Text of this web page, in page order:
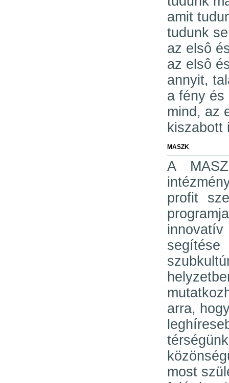
amit
tudunk
az elsô
az elsô
annyit,
a fény és
mind, az
kiszabott
MASZK
A
profit
innovatív
arra,
most